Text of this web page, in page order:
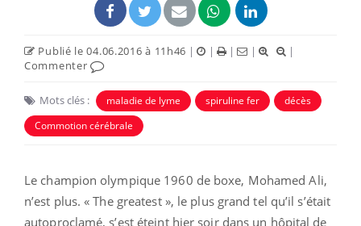
Publié le 04.06.2016 à 11h46 | | | |
|
Commenter
Mots clés : maladie de lyme spiruline fer
décès
Commotion cérébrale
Le champion olympique 1960 de boxe, Mohamed Ali,
n’est plus. « The greatest », le plus grand tel qu’il s’était
autoproclamé, s’est éteint hier soir dans un hôpital de